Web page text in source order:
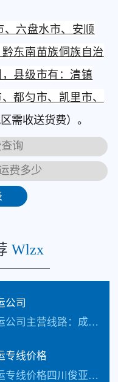
、六盘水市、安顺
东南苗族侗族自治
县级市有：清镇
都匀市、凯里市、
需收送货费）。
询
费多少
Wlzx
公司
成都到郑州物流货运公司主营线路：成都到郑州物流专线公司。每天发车，三到4天可以安全把货物送货到以下地址：郑州、开封 、洛阳、平顶山、安阳、新乡、焦作、许昌、漯河、三门峡、南阳、商丘、信阳、濮阳、周口、驻马店、鹤壁、济 源承接:全国整车货物、零担货物、搬家、搬厂、大件运输、轿车托运以及各种机械设备运输，提供上门接货。为私...…
专线价格
成都到武汉物流货运专线价格四川俊亚物流主要线路：成都到武汉物流公司全境直达专线，天天发车24小时服务热线电话：（133-5002-3601）2-3天可以安全把货物送货到以下地址：武汉市、黄石市、十堰市、荆州市、宜昌市、襄樊市、鄂州市、荆门市、孝感市、黄冈市、咸宁市、随州市。 1个自治州：恩施土家族苗族自治州。 24个县...…